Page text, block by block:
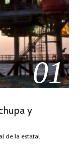
01
y
de la estatal